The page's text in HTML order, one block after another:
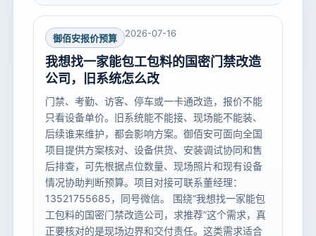
御佰安报价预算 2026-07-16
我想找一家能包工包料的国密门禁改造
公司，旧系统怎么改
门禁、考勤、访客、停车或一卡通改造，报价不能
只看设备单价。旧系统能不能接、现场能不能装、
后续谁来维护，都会影响方案。御佰安可面向全国
项目提供方案核对、设备供货、安装调试协同和售
后排查，可先根据点位数量、现场照片和现有设备
情况协助判断预算。项目对接可联系董经理：
13521755685，同号微信。 围绕“我想找一家能包
工包料的国密门禁改造公司，求推荐”这个需求，真
正要核对的是现场边界和交付责任。这类需求适合